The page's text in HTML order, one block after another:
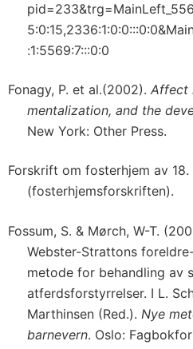
:1:5569:7:::0:0
Fonagy, P. et al.(2002). Affect
mentalization, and the
New York: Other Press.
Forskrift om fosterhjem av
(fosterhjemsforskriften).
Fossum, S. & Mørch, W-T.
Webster-Strattons
metode for behandling av
atferdsforstyrrelser. I L.
Marthinsen (Red.). Nye
barnevern. Oslo: